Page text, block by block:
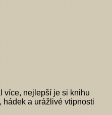
více, nejlepší je si knihu
hádek a urážlivé vtipnosti